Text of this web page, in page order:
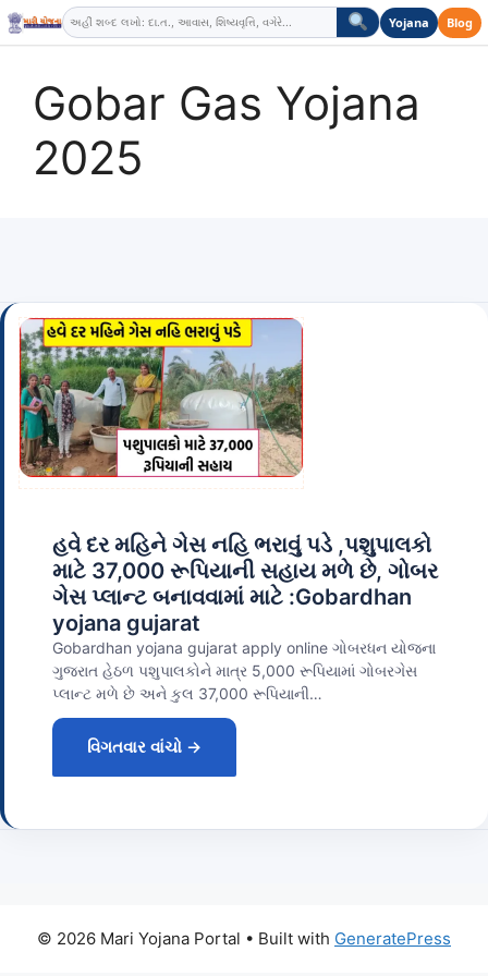
Yojana Blog
Skip
to
Gobar Gas Yojana
2025
હવે દર મહિને ગેસ નહિ ભરાવું પડે ,પશુપાલકો
માટે 37,000 રૂપિયાની સહાય મળે છે, ગોબર
ગેસ પ્લાન્ટ બનાવવામાં માટે :Gobardhan
yojana gujarat
Gobardhan yojana gujarat apply online ગોબરધન યોજના
ગુજરાત હેઠળ પશુપાલકોને માત્ર 5,000 રૂપિયામાં ગોબરગેસ
પ્લાન્ટ મળે છે અને કુલ 37,000 રૂપિયાની…
વિગતવાર વાંચો →
© 2026 Mari Yojana Portal • Built with GeneratePress